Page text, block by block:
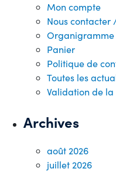
Mon compte
Nous contacter
Organigramme
Panier
Politique de
Toutes les
Validation de
Archives
août 2026
juillet 2026